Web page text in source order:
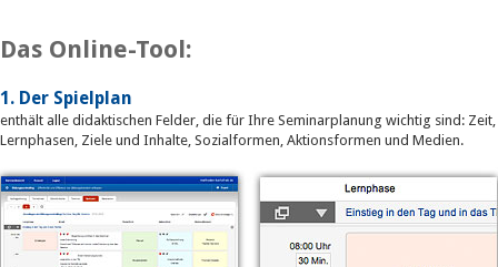
Das Online-Tool:
1. Der Spielplan
enthält alle didaktischen Felder, die für Ihre Seminarplanung wichtig sind: Zeit,
Lernphasen, Ziele und Inhalte, Sozialformen, Aktionsformen und Medien.